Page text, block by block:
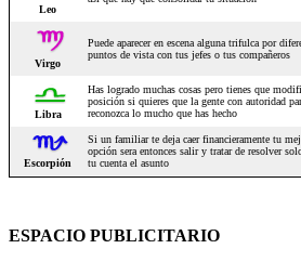
ESPACIO PUBLICITARIO